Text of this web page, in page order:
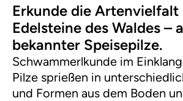
Erkunde die Artenvielfalt
Edelsteine des Waldes –
bekannter Speisepilze.
Schwammerlkunde im
Pilze sprießen in
und Formen aus dem Boden